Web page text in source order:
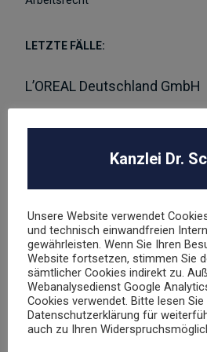
LETZTE FÄLLE:
L’OREAL Deutschland GmbH
Abmahnung Louis Vuitton
Abmahnung Elara GmbH
Berechtigungsanfrage /
Hasbro Inc
UNSER TEAM
Kanzlei Dr.
Unsere Website verwendet
und technisch einwandfreien
gewährleisten. Wenn Sie Ihren
Website fortsetzen, stimmen Sie
sämtlicher Cookies indirekt zu.
Webanalysedienst Google
Cookies verwendet. Bitte lesen Sie
Datenschutzerklärung für
auch zu Ihren